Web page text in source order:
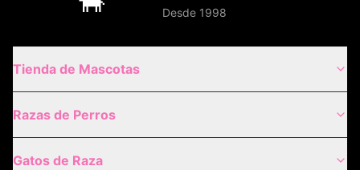
Desde 1998
Tienda de Mascotas
Razas de Perros
Gatos de Raza